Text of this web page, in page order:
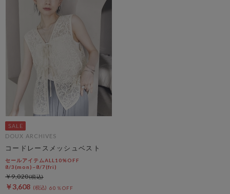
DOUX ARCHIVES
コードレースメッシュベスト
セールアイテムALL10%OFF
8/3(mon)~8/7(fri)
￥3,608 60％OFF
￥9,020